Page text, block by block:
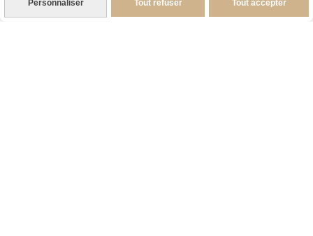
26600 Granges les Beaumont France
Personnaliser Tout refuser Tout accepter